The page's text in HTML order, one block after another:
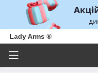
Lady Arms ®